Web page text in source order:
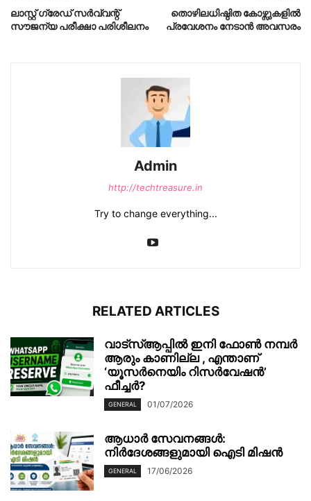
ലാസ്റ്റ് ഗ്രേഡ് സർവ്വന്റ്
സൗജന്യ പരീക്ഷാ പരിശീലനം
തൊഴിലധിഷ്ഠിത കോഴ്സുകളിൽ
പ്രവേശനം നേടാൻ അവസരം
Admin
http://techtreasure.in
Try to change everything...
RELATED ARTICLES
വാട്‌സ്ആപ്പിൽ ഇനി ഫോൺ നമ്പർ
ആരും കാണില്ല , എന്താണ്
‘യൂസർനെയിം റിസർവേഷൻ’
ഫീച്ചർ?
GENERAL 01/07/2026
ആധാർ സേവനങ്ങൾ:
നിർദേശങ്ങളുമായി ഐടി മിഷൻ
GENERAL 17/06/2026